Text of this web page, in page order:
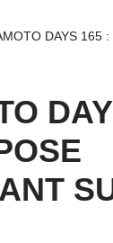
DAYS 165